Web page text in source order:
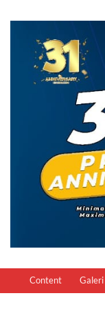
Content Galeri